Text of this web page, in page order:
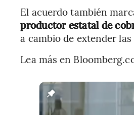
El acuerdo también
productor estatal de
a cambio de extender
Lea más en